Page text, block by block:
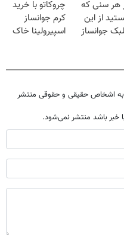
ویژه تا امشب)
هر سنی که
از این
جوانساز
چروکاتو با خرید
کرم جوانساز
اسپیرولینا خاک
به اشخاص حقیقی و حقوقی منتشر
خبر باشد منتشر نمی‌شود.